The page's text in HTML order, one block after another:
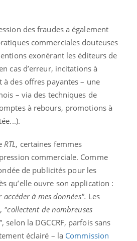
des fraudes a également
commerciales douteuses
exonérant les éditeurs de
cas d’erreur, incitations à
des offres payantes – une
– via des techniques de
à rebours, promotions à
RTL , certaines femmes
commerciale. Comme
de publicités pour les
qu’elle ouvre son application :
à mes données". Les
"collectent de nombreuses
, selon la DGCCRF, parfois sans
éclairé – la Commission